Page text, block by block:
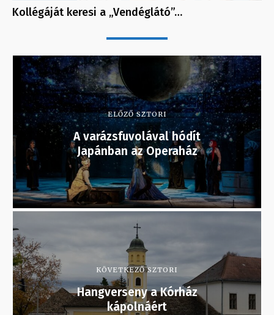
Kollégáját keresi a „Vendéglátó”…
ELŐZŐ SZTORI
A varázsfuvolával hódít
Japánban az Operaház
KÖVETKEZŐ SZTORI
Hangverseny a Kórház
kápolnáért